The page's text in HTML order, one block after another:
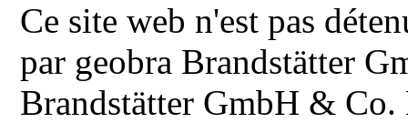
Ce site web n'est pas
par geobra Brandstätter
Brandstätter GmbH & Co.